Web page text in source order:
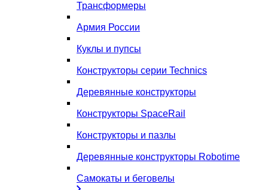
Трансформеры
Армия России
Куклы и пупсы
Конструкторы серии Technics
Деревянные конструкторы
Конструкторы SpaceRail
Конструкторы и пазлы
Деревянные конструкторы Robotime
Самокаты и беговелы